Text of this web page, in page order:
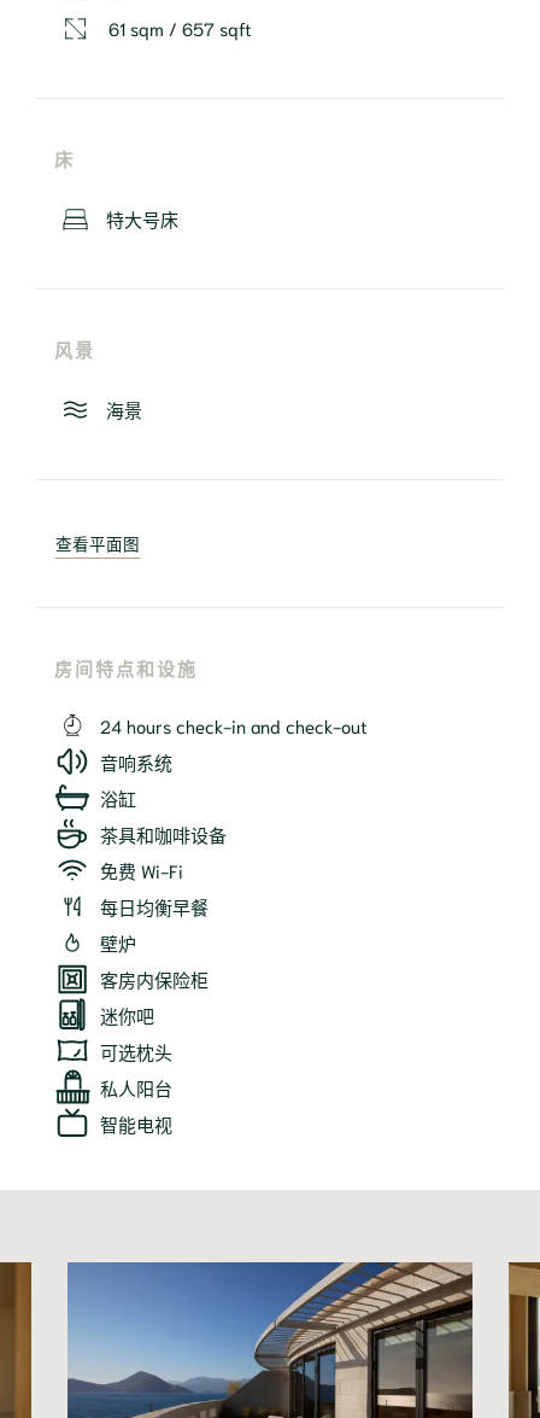
61 sqm / 657 sqft
床
特大号床
风景
海景
查看平面图
房间特点和设施
24 hours check-in and check-out
音响系统
浴缸
茶具和咖啡设备
免费 Wi-Fi
每日均衡早餐
壁炉
客房内保险柜
迷你吧
可选枕头
私人阳台
智能电视